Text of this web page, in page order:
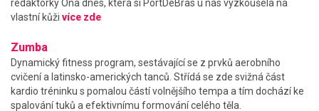
redaktorky Ona dnes, která si PortDeBras u nás vyzkoušela na
vlastní kůži více zde
Zumba
Dynamický fitness program, sestávající se z prvků aerobního
cvičení a latinsko-amerických tanců. Střídá se zde svižná část
kardio tréninku s pomalou částí volnějšího tempa a tím dochází ke
spalování tuků a efektivnímu formování celého těla.